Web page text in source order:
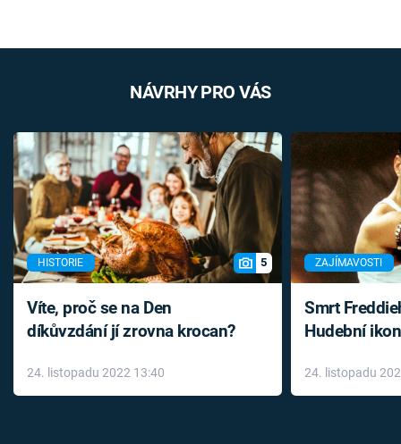
NÁVRHY PRO VÁS
HISTORIE 5
Víte, proč se na Den
díkůvzdání jí zrovna krocan?
24. listopadu 2022 13:40
ZAJÍMAVOSTI
Smrt
Hudební
léky
24. listopadu